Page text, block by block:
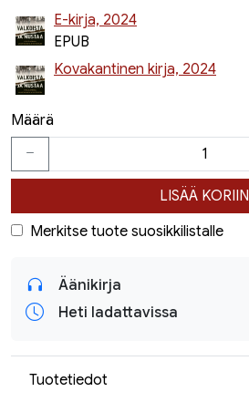
E-kirja, 2024
EPUB
Kovakantinen kirja, 2024
Määrä
LISÄÄ KORIIN
Merkitse tuote suosikkilistalle
Äänikirja
Heti ladattavissa
Tuotetiedot